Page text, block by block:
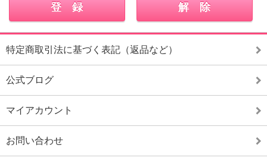
特定商取引法に基づく表記（返品など）
公式ブログ
マイアカウント
お問い合わせ